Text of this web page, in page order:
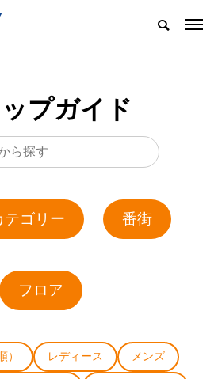
プガイド
テゴリー 番街
フロア
） レディース メンズ